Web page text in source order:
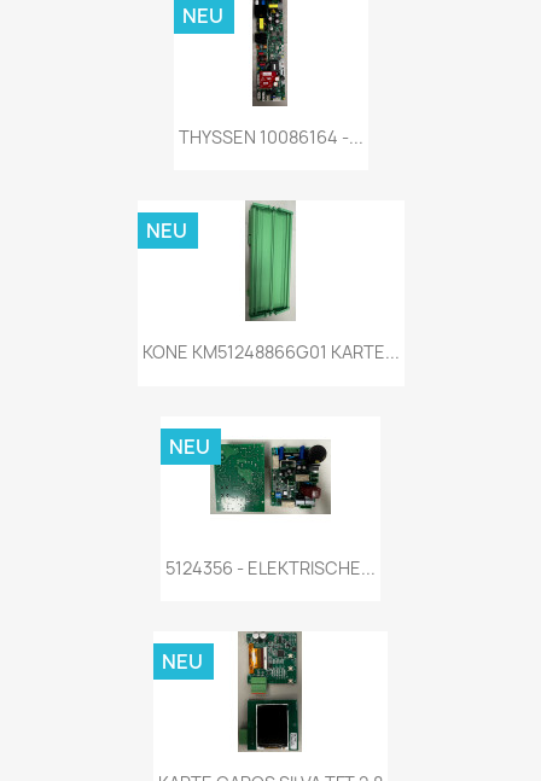
THYSSEN 10086164 -...
NEU
KONE KM51248866G01 KARTE...
NEU
5124356 - ELEKTRISCHE...
NEU
NEU